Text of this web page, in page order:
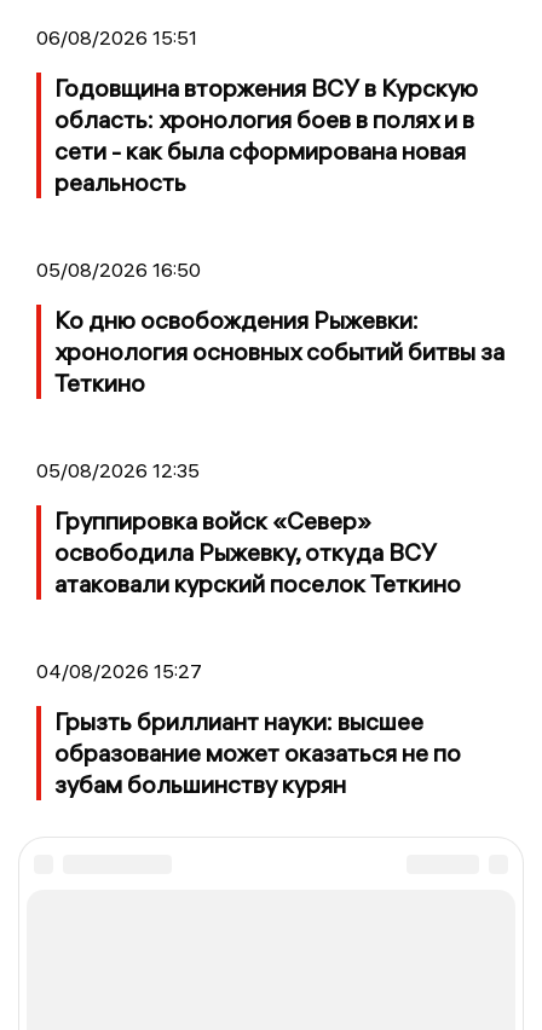
06/08/2026 15:51
Годовщина вторжения ВСУ в Курскую
область: хронология боев в полях и в
сети - как была сформирована новая
реальность
05/08/2026 16:50
Ко дню освобождения Рыжевки:
хронология основных событий битвы за
Теткино
05/08/2026 12:35
Группировка войск «Север»
освободила Рыжевку, откуда ВСУ
атаковали курский поселок Теткино
04/08/2026 15:27
Грызть бриллиант науки: высшее
образование может оказаться не по
зубам большинству курян